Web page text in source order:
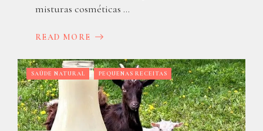
misturas cosméticas ...
READ MORE
SAÚDE NATURAL PEQUENAS RECEITAS